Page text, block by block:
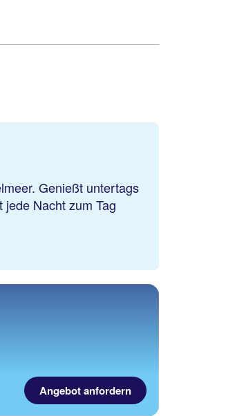
Genießt untertags
Nacht zum Tag
Angebot anfordern